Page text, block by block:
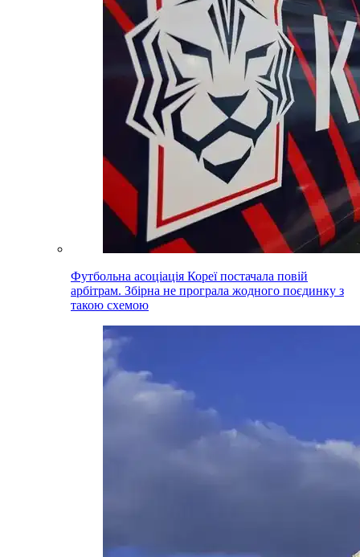
Футбольна асоціація Кореї постачала повій
арбітрам. Збірна не програла жодного поєдинку з
такою схемою